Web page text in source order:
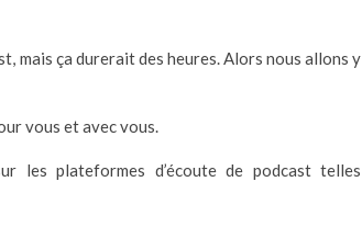
mais ça durerait des heures. Alors nous allons y
vous et avec vous.
les plateformes d’écoute de podcast telles